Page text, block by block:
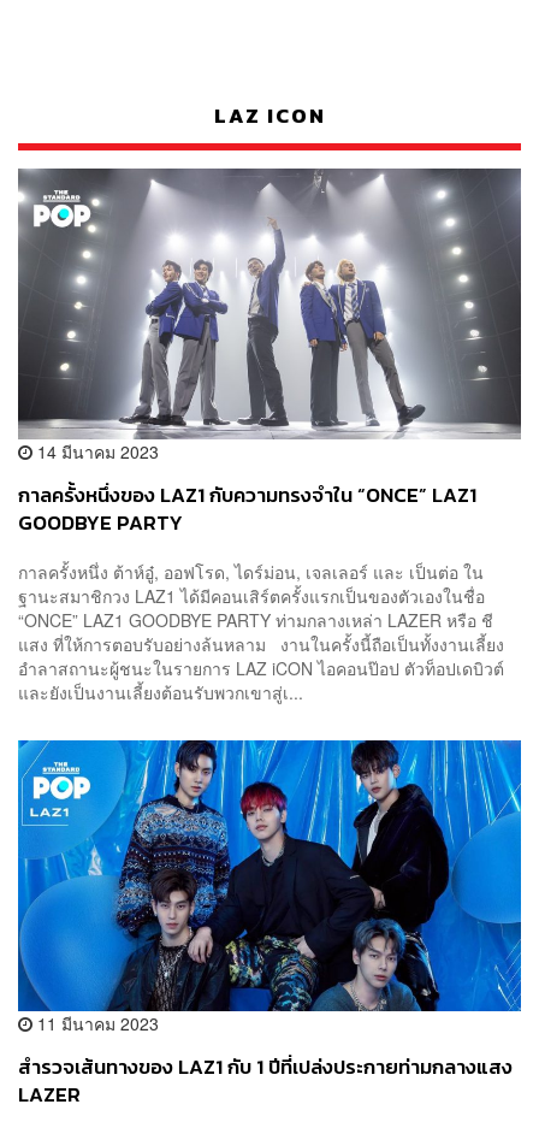
LAZ ICON
14 มีนาคม 2023
กาลครั้งหนึ่งของ LAZ1 กับความทรงจำใน “ONCE” LAZ1
GOODBYE PARTY
กาลครั้งหนึ่ง ต้าห์อู๋, ออฟโรด, ไดร์ม่อน, เจลเลอร์ และ เป็นต่อ ใน
ฐานะสมาชิกวง LAZ1 ได้มีคอนเสิร์ตครั้งแรกเป็นของตัวเองในชื่อ
“ONCE” LAZ1 GOODBYE PARTY ท่ามกลางเหล่า LAZER หรือ ชี
แสง ที่ให้การตอบรับอย่างล้นหลาม งานในครั้งนี้ถือเป็นทั้งงานเลี้ยง
อำลาสถานะผู้ชนะในรายการ LAZ iCON ไอคอนป๊อป ตัวท็อปเดบิวต์
และยังเป็นงานเลี้ยงต้อนรับพวกเขาสู่เ...
11 มีนาคม 2023
สำรวจเส้นทางของ LAZ1 กับ 1 ปีที่เปล่งประกายท่ามกลางแสง
LAZER